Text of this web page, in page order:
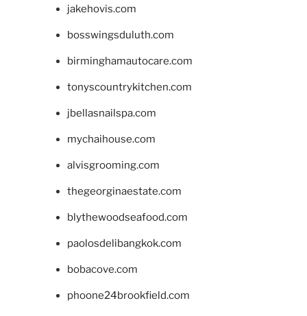
jakehovis.com
bosswingsduluth.com
birminghamautocare.com
tonyscountrykitchen.com
jbellasnailspa.com
mychaihouse.com
alvisgrooming.com
thegeorginaestate.com
blythewoodseafood.com
paolosdelibangkok.com
bobacove.com
phoone24brookfield.com